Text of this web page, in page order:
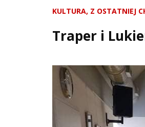
KULTURA, Z OSTATNIEJ
Traper i